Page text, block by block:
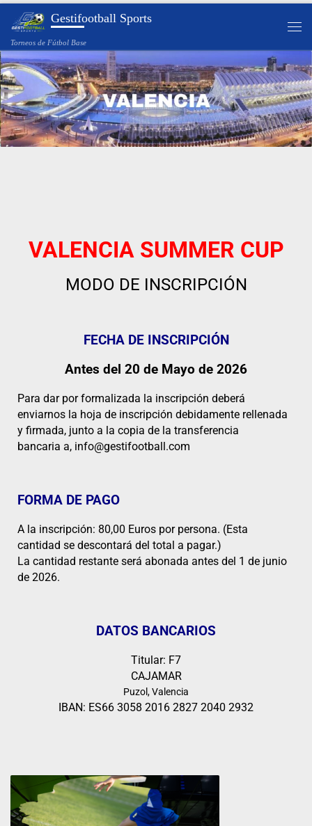
Saltar al contenidoGestifootball Sports
Torneos de Fútbol Base
VALENCIA SUMMER CUP
MODO DE INSCRIPCIÓN
FECHA DE INSCRIPCIÓN
Antes del 20 de Mayo de 2026
Para dar por formalizada la inscripción deberá
enviarnos la hoja de inscripción debidamente rellenada
y firmada, junto a la copia de la transferencia
bancaria a, info@gestifootball.com
FORMA DE PAGO
A la inscripción: 80,00 Euros por persona. (Esta
cantidad se descontará del total a pagar.)
La cantidad restante será abonada antes del 1 de junio
de 2026.
DATOS BANCARIOS
Titular: F7
CAJAMAR
Puzol, Valencia
IBAN: ES66 3058 2016 2827 2040 2932